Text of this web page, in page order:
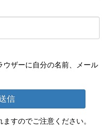
ザーに自分の名前、メール
すのでご注意ください。